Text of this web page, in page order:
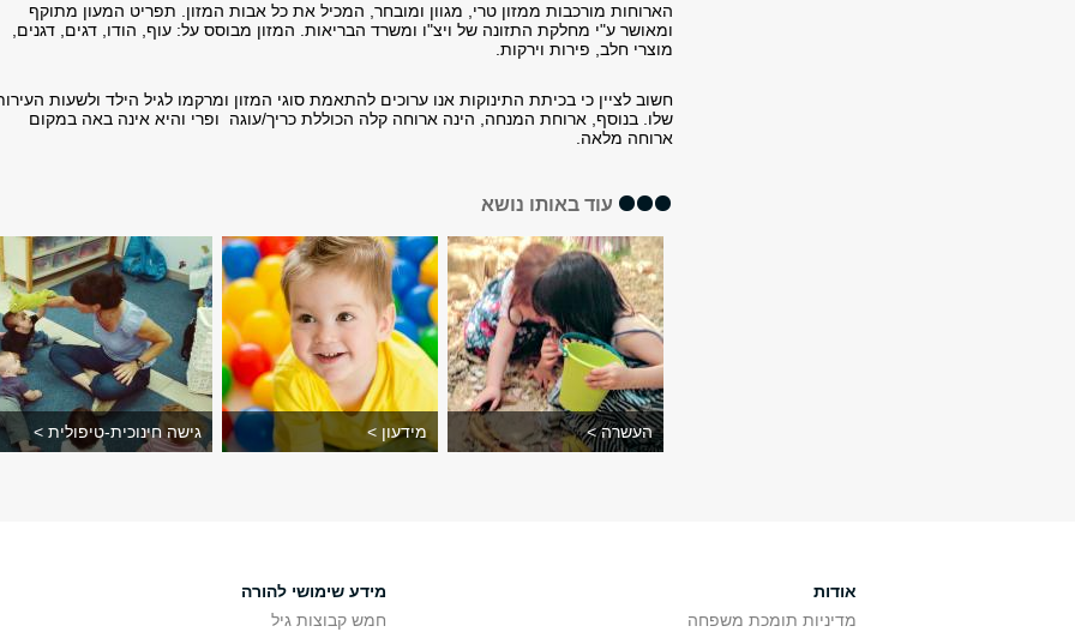
הארוחות מורכבות ממזון טרי, מגוון ומובחר, המכיל את כל אבות המזון. תפריט המעון מתוקף
ומאושר ע"י מחלקת התזונה של ויצ"ו ומשרד הבריאות. המזון מבוסס על: עוף, הודו, דגים, דגנים,
מוצרי חלב, פירות וירקות.
חשוב לציין כי בכיתת התינוקות אנו ערוכים להתאמת סוגי המזון ומרקמו לגיל הילד ולשעות
שלו. בנוסף, ארוחת המנחה, הינה ארוחה קלה הכוללת כריך/עוגה ופרי והיא אינה באה במקום
ארוחה מלאה.
עוד באותו נושא
העשרה > מידעון > גישה חינוכית-טיפולית >
אודות
מדיניות תומכת משפחה
מידע שימושי להורה
חמש קבוצות גיל